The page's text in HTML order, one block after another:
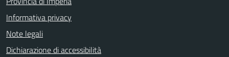
Informativa privacy
Note legali
Dichiarazione di accessibilità